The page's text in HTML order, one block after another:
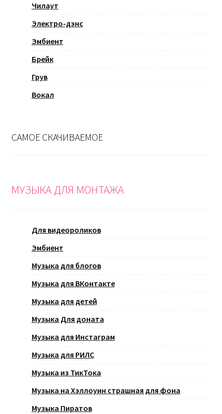
Чилаут
Электро-дэнс
Эмбиент
Брейк
Грув
Вокал
САМОЕ СКАЧИВАЕМОЕ
МУЗЫКА ДЛЯ МОНТАЖА
Для видеороликов
Эмбиент
Музыка для блогов
Музыка для ВКонтакте
Музыка для детей
Музыка Для доната
Музыка для Инстаграм
Музыка для РИЛС
Музыка из ТикТока
Музыка на Хэллоуин страшная для фона
Музыка Пиратов